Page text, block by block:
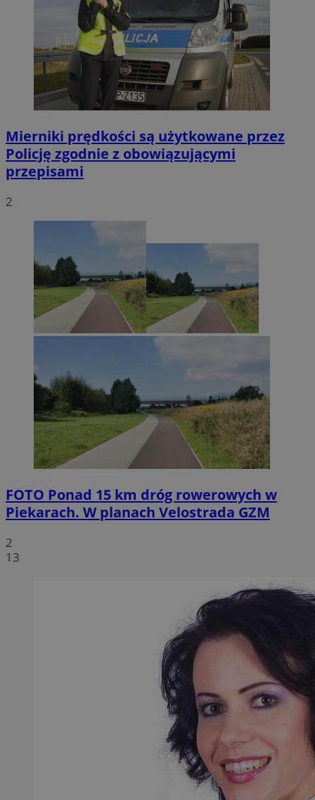
Mierniki prędkości są użytkowane przez
Policję zgodnie z obowiązującymi
przepisami
2
FOTO Ponad 15 km dróg rowerowych w
Piekarach. W planach Velostrada GZM
2
13